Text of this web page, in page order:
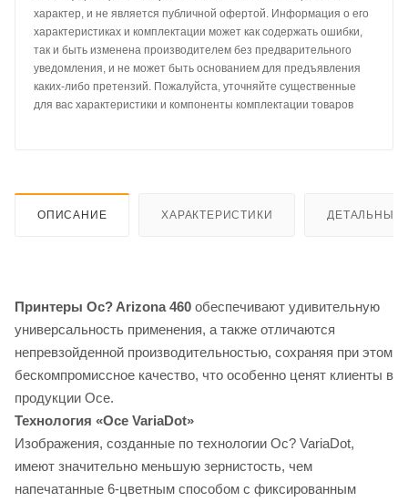
характер, и не является публичной офертой. Информация о его
характеристиках и комплектации может как содержать ошибки,
так и быть изменена производителем без предварительного
уведомления, и не может быть основанием для предъявления
каких-либо претензий. Пожалуйста, уточняйте существенные
для вас характеристики и компоненты комплектации товаров
ОПИСАНИЕ ХАРАКТЕРИСТИКИ ДЕТАЛЬНЫЕ
Принтеры Oc? Arizona 460 обеспечивают удивительную
универсальность применения, а также отличаются
непревзойденной производительностью, сохраняя при этом
бескомпромиссное качество, что особенно ценят клиенты в
продукции Oce.
Технология «Oce VariaDot»
Изображения, созданные по технологии Oc? VariaDot,
имеют значительно меньшую зернистость, чем
напечатанные 6-цветным способом с фиксированным